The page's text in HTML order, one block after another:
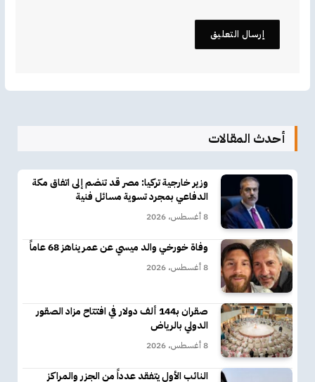
أحدث المقالات
وزير خارجية تركيا: مصر قد تنضم إلى اتفاق مكة
الدفاعي بمجرد تسوية مسائل فنية
8 أغسطس، 2026
وفاة خورخي والد ميسي عن عمر يناهز 68 عاماً
8 أغسطس، 2026
صقران بـ144 ألف دولار في افتتاح مزاد الصقور
الدولي بالرياض
8 أغسطس، 2026
النائب الأول يتفقد عدداً من الجزر والمراكز